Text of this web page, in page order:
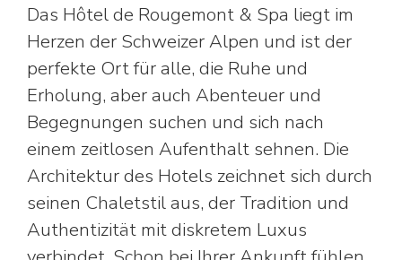
Das Hôtel de Rougemont & Spa liegt im
Herzen der Schweizer Alpen und ist der
perfekte Ort für alle, die Ruhe und
Erholung, aber auch Abenteuer und
Begegnungen suchen und sich nach
einem zeitlosen Aufenthalt sehnen. Die
Architektur des Hotels zeichnet sich durch
seinen Chaletstil aus, der Tradition und
Authentizität mit diskretem Luxus